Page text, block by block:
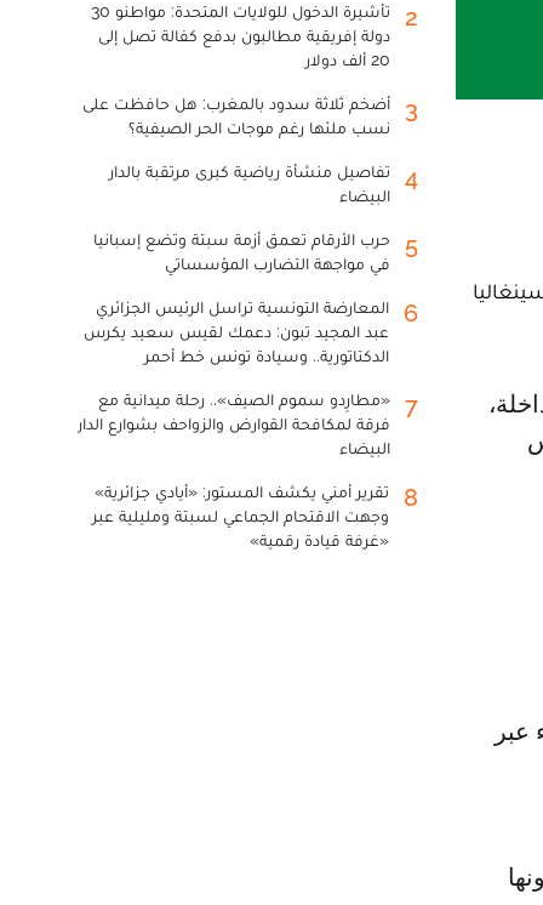
عبر
2
تأشيرة الدخول للولايات المتحدة: مواطنو 30
دولة إفريقية مطالبون بدفع كفالة تصل إلى
20 ألف دولار
3
أضخم ثلاثة سدود بالمغرب: هل حافظت على
نسب ملئها رغم موجات الحر الصيفية؟
4
تفاصيل منشأة رياضية كبرى مرتقبة بالدار
البيضاء
5
حرب الأرقام تعمق أزمة سبتة وتضع إسبانيا
في مواجهة التضارب المؤسساتي
6
المعارضة التونسية تراسل الرئيس الجزائري
عبد المجيد تبون: دعمك لقيس سعيد يكرس
الدكتاتورية.. وسيادة تونس خط أحمر
7
«مطارِدو سموم الصيف».. رحلة ميدانية مع
فرقة لمكافحة القوارض والزواحف بشوارع الدار
البيضاء
8
تقرير أمني يكشف المستور: «أيادي جزائرية»
وجهت الاقتحام الجماعي لسبتة ومليلية عبر
«غرفة قيادة رقمية»